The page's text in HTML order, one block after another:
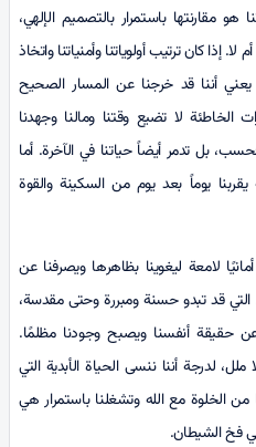
هو مقارنتها باستمرار بالتصميم الإلهي،
إذا كان ترتيب أولوياتنا وأمنياتنا واتخاذ
أننا قد خرجنا عن المسار الصحيح
الخاطئة لا تضيع وقتنا ومالنا وجهدنا
بل تدمر أيضاً حياتنا في الآخرة. أما
يوماً بعد يوم من السكينة والقوة
لامعة ليغوينا بظاهرها ويصرفنا عن
التي قد تبدو حسنة ومبررة وحتى مقدسة،
حقيقة أنفسنا ويصبح وجودنا مظلمًا.
لدرجة أننا ننسى الحياة الأبدية التي
من الخلوة مع الله وتشغلنا باستمرار هي
فخ الشيطان.